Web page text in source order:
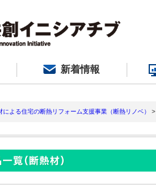
新着情報
よる住宅の断熱リフォーム支援事業（断熱リノベ）